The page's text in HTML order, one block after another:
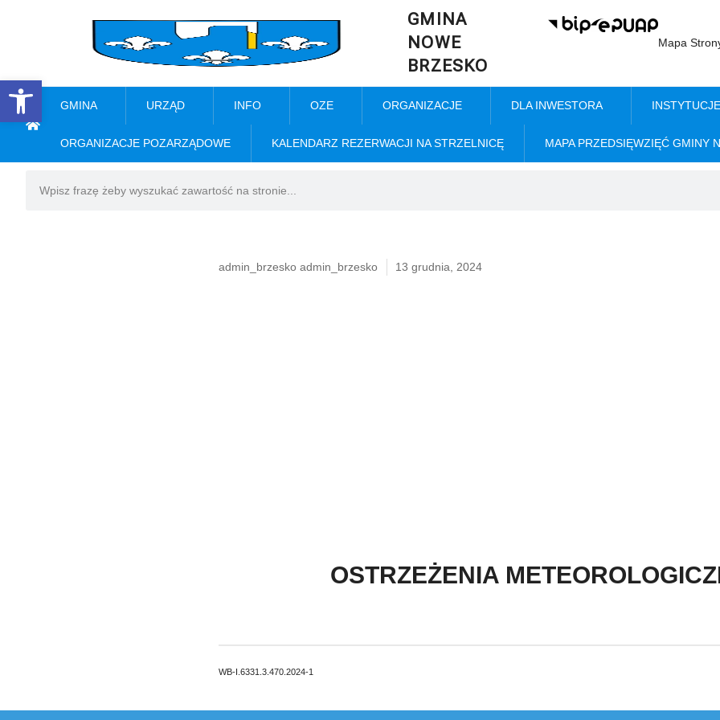
Open toolbar
GMINA
NOWE
BRZESKO
Mapa
GMINA URZĄD INFO OZE ORGANIZACJE DLA INWESTORA INSTYTUCJE
ORGANIZACJE POZARZĄDOWE KALENDARZ REZERWACJI NA STRZELNICĘ MAPA PRZEDSIĘWZIĘĆ GMINY
admin_brzesko admin_brzesko 13 grudnia, 2024
OSTRZEŻENIA
WB-I.6331.3.470.2024-1